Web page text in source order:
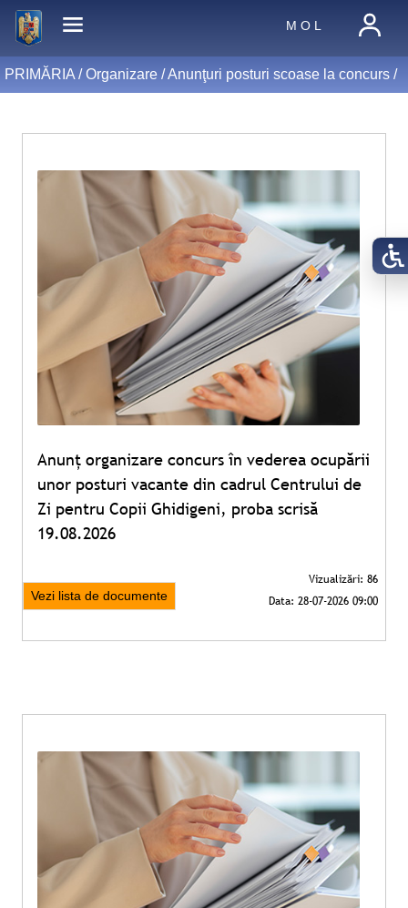
M O L
PRIMĂRIA /Organizare/Anunţuri posturi scoase la concurs/
Anunț organizare concurs în vederea ocupării
unor posturi vacante din cadrul Centrului de
Zi pentru Copii Ghidigeni, proba scrisă
19.08.2026
Vezi lista de documente